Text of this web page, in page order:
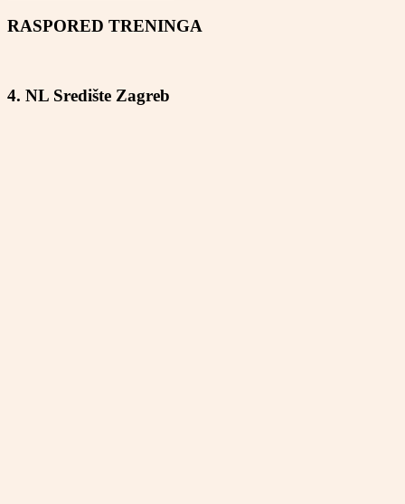
RASPORED TRENINGA
4. NL Središte Zagreb